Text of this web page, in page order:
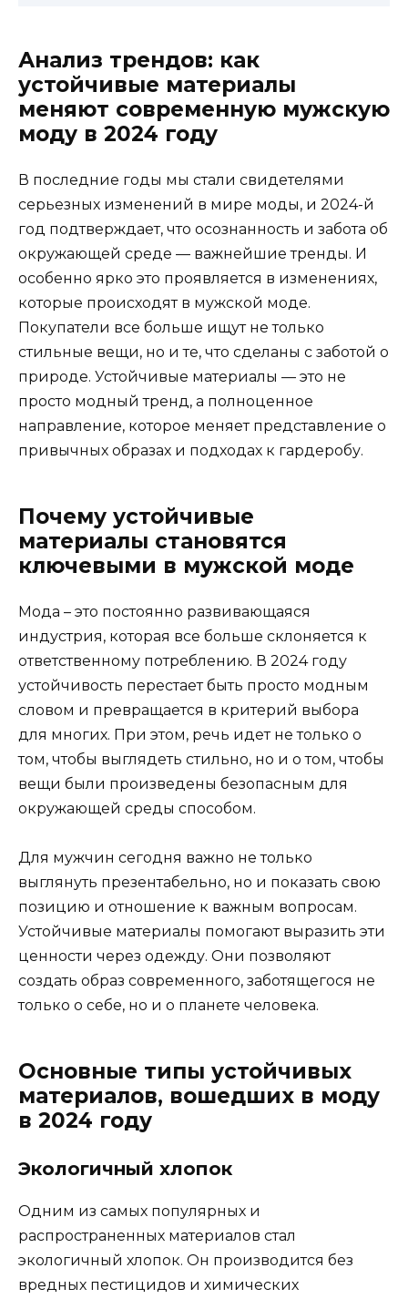
Анализ трендов: как
устойчивые материалы
меняют современную мужскую
моду в 2024 году
В последние годы мы стали свидетелями
серьезных изменений в мире моды, и 2024-й
год подтверждает, что осознанность и забота об
окружающей среде — важнейшие тренды. И
особенно ярко это проявляется в изменениях,
которые происходят в мужской моде.
Покупатели все больше ищут не только
стильные вещи, но и те, что сделаны с заботой о
природе. Устойчивые материалы — это не
просто модный тренд, а полноценное
направление, которое меняет представление о
привычных образах и подходах к гардеробу.
Почему устойчивые
материалы становятся
ключевыми в мужской моде
Мода – это постоянно развивающаяся
индустрия, которая все больше склоняется к
ответственному потреблению. В 2024 году
устойчивость перестает быть просто модным
словом и превращается в критерий выбора
для многих. При этом, речь идет не только о
том, чтобы выглядеть стильно, но и о том, чтобы
вещи были произведены безопасным для
окружающей среды способом.
Для мужчин сегодня важно не только
выглянуть презентабельно, но и показать свою
позицию и отношение к важным вопросам.
Устойчивые материалы помогают выразить эти
ценности через одежду. Они позволяют
создать образ современного, заботящегося не
только о себе, но и о планете человека.
Основные типы устойчивых
материалов, вошедших в моду
в 2024 году
Экологичный хлопок
Одним из самых популярных и
распространенных материалов стал
экологичный хлопок. Он производится без
вредных пестицидов и химических